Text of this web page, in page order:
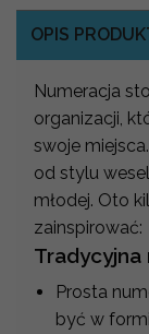
OPIS
Numeracja
organizacji,
swoje
od stylu
młodej. Oto
zainspirować:
Tradycyjna
Prosta
być w